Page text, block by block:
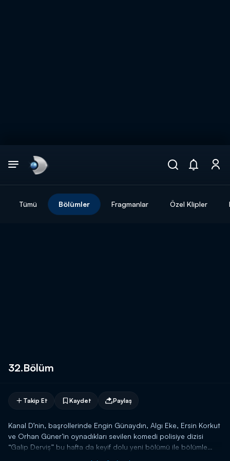
Tümü Bölümler Fragmanlar Özel Klipler
32.Bölüm
Takip Et Kaydet Paylaş
Kanal D’nin, başrollerinde Engin Günaydın, Algı Eke, Ersin Korkut
ve Orhan Güner’in oynadıkları sevilen komedi polisiye dizisi
“Galip Derviş” bu hafta da keyif dolu yeni bölümü ile bölümle